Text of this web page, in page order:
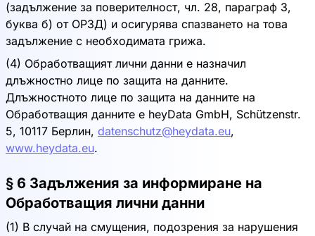
(задължение за поверителност, чл. 28, параграф 3,
буква б) от ОРЗД) и осигурява спазването на това
задължение с необходимата грижа.
(4) Обработващият лични данни е назначил
длъжностно лице по защита на данните.
Длъжностното лице по защита на данните на
Обработващия данните е heyData GmbH, Schützenstr.
5, 10117 Берлин, datenschutz@heydata.eu,
www.heydata.eu.
§ 6 Задължения за информиране на
Обработващия лични данни
(1) В случай на смущения, подозрения за нарушения